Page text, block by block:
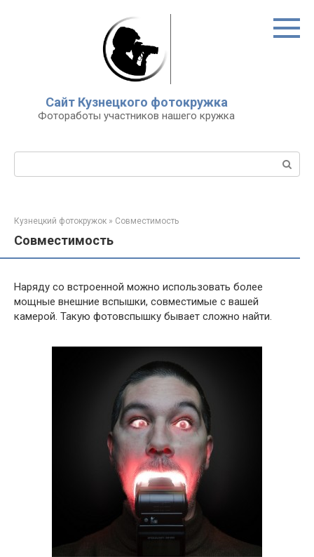
Сайт Кузнецкого фотокружка
Фотоработы участников нашего кружка
Поиск:
Кузнецкий фотокружок » Совместимость
Совместимость
Наряду со встроенной можно использовать более
мощные внешние вспышки, совместимые с вашей
камерой. Такую фотовспышку бывает сложно найти.